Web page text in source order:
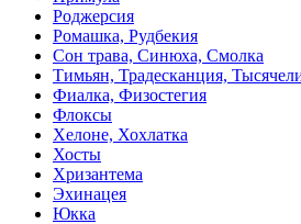
Роджерсия
Ромашка, Рудбекия
Сон трава, Синюха, Смолка
Тимьян, Традесканция,
Фиалка, Физостегия
Флоксы
Хелоне, Хохлатка
Хосты
Хризантема
Эхинацея
Юкка